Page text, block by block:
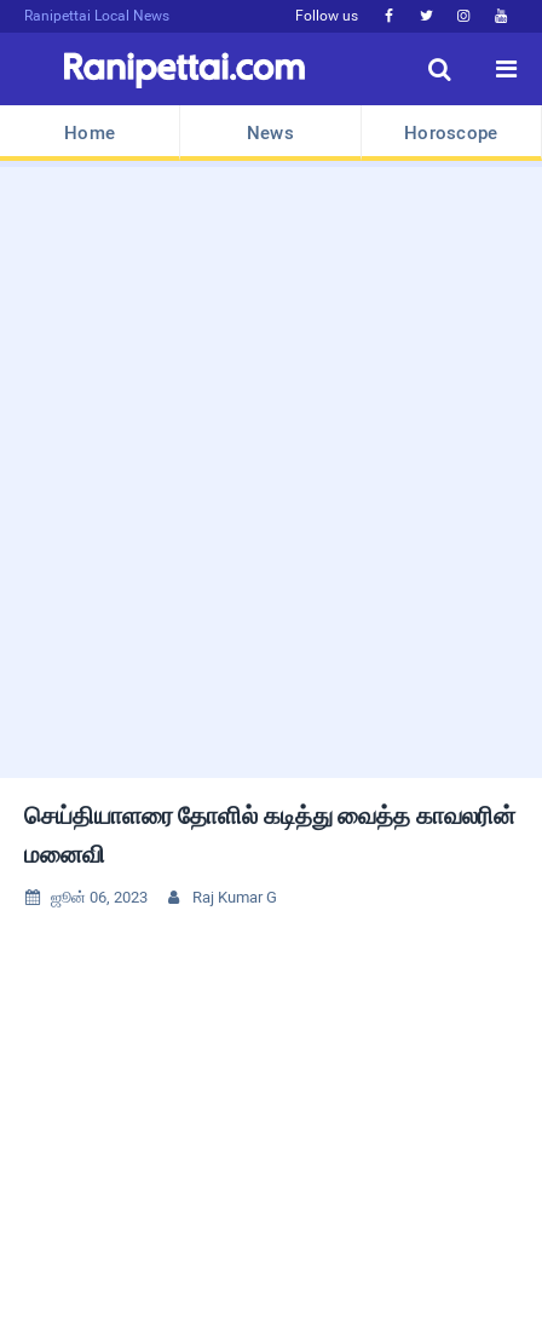
Ranipettai Local News Follow us    


Home News Horoscope
செய்தியாளரை தோளில் கடித்து வைத்த காவலரின்
மனைவி
 ஜூன் 06, 2023  Raj Kumar G